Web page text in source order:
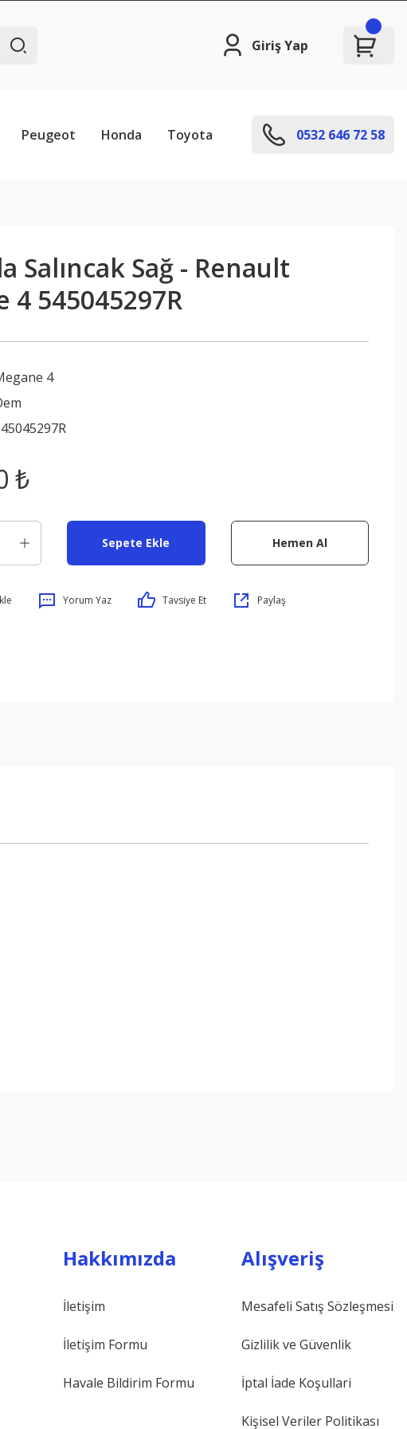
Giriş Yap
Peugeot Honda Toyota 0532 646 72 58
Salıncak Sağ - Renault
4 545045297R
4
₺
Sepete Ekle Hemen Al
Yorum Yaz Tavsiye Et Paylaş
Hakkımızda
İletişim
İletişim Formu
Havale Bildirim Formu
Alışveriş
Mesafeli Satış Sözleşmesi
Gizlilik ve Güvenlik
İptal İade Koşullari
Kişisel Veriler Politikası